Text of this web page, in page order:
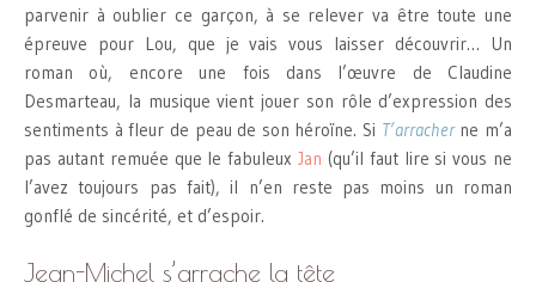
parvenir à oublier ce garçon, à se relever va être toute une
épreuve pour Lou, que je vais vous laisser découvrir… Un
roman où, encore une fois dans l’œuvre de Claudine
Desmarteau, la musique vient jouer son rôle d’expression des
sentiments à fleur de peau de son héroïne. Si T’arracherne m’a
pas autant remuée que le fabuleux Jan (qu’il faut lire si vous ne
l’avez toujours pas fait), il n’en reste pas moins un roman
gonflé de sincérité, et d’espoir.
Jean-Michel s’arrache la tête